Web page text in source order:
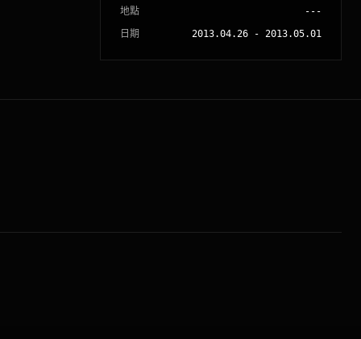
地點
---
日期
2013.04.26 - 2013.05.01